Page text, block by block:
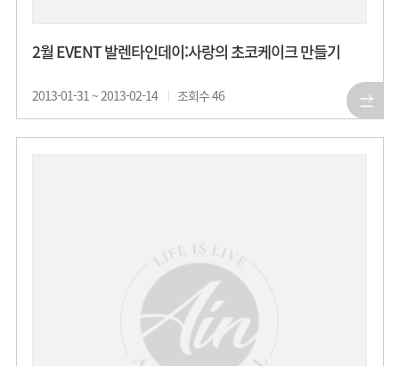
2월 EVENT 발렌타인데이:사랑의 초코케이크 만들기
2013-01-31 ~ 2013-02-14 조회수46